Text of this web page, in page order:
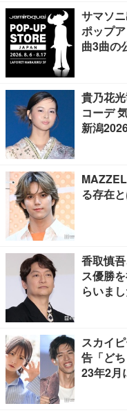
サマソ
ポップ
曲3曲の
貴乃花
コーデ
新潟2026
る存在
香取慎
ス優勝
らいま
スカイ
告「ど
23年2月